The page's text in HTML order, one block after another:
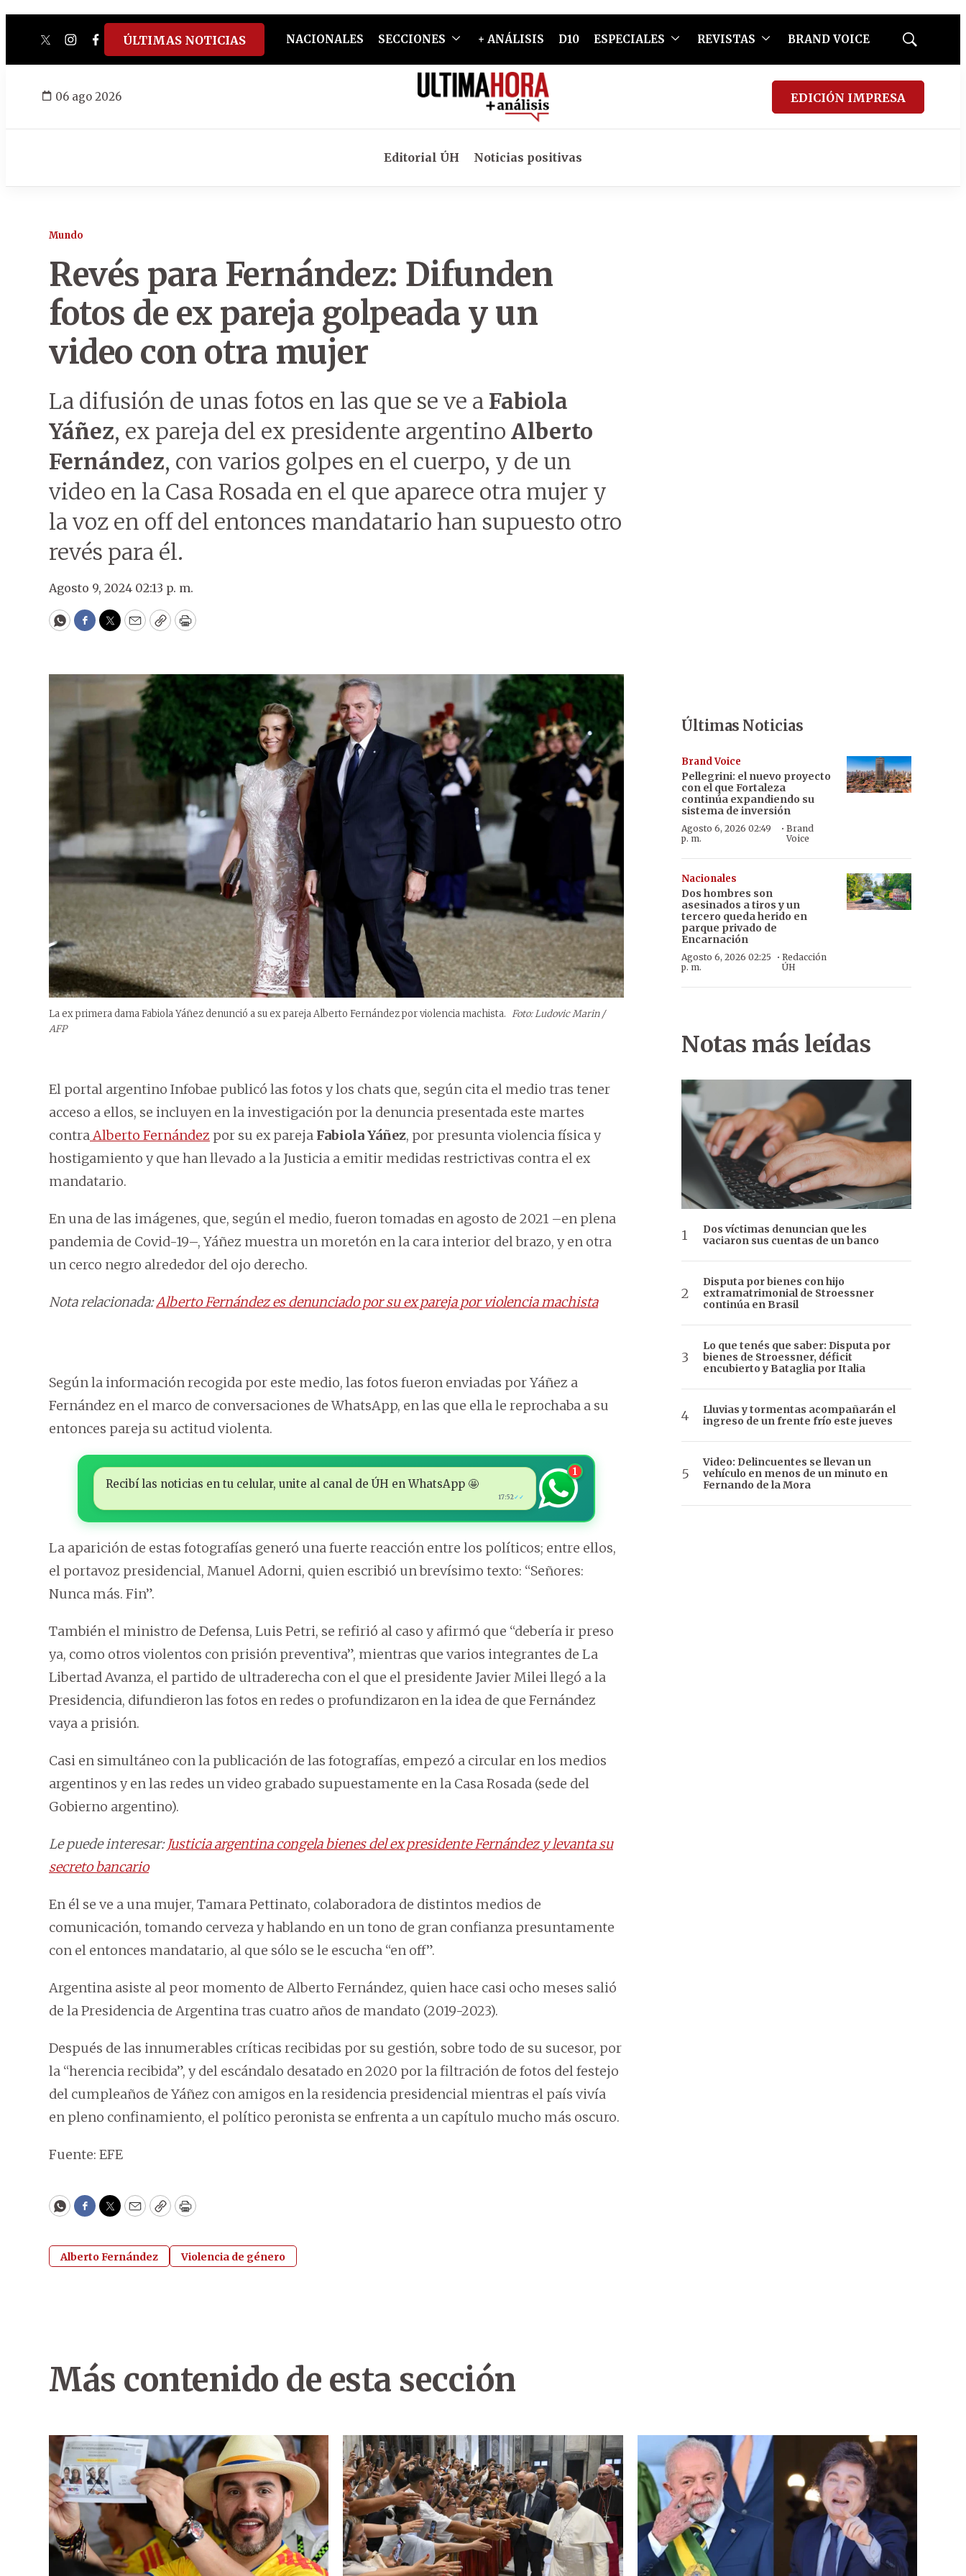
twitterinstagram
facebook
tiktokyoutube
spotify
ÚLTIMAS NOTICIAS NACIONALES SECCIONES + ANÁLISIS D10 ESPECIALES REVISTAS BRAND VOICE
Mostrar
06 ago 2026 EDICIÓN IMPRESA
Editorial ÚH Noticias positivas
Mundo
Revés para Fernández: Difunden
fotos de ex pareja golpeada y un
video con otra mujer
La difusión de unas fotos en las que se ve a Fabiola
Yáñez, ex pareja del ex presidente argentino Alberto
Fernández, con varios golpes en el cuerpo, y de un
video en la Casa Rosada en el que aparece otra mujer y
la voz en off del entonces mandatario han supuesto otro
revés para él.
Agosto 9, 2024 02:13 p. m.
WhatsApp
Facebook
Twitter
EmailCopyPrint
La ex primera dama Fabiola Yáñez denunció a su ex pareja Alberto Fernández por violencia machista. Foto: Ludovic Marin /
AFP
El portal argentino Infobae publicó las fotos y los chats que, según cita el medio tras tener
acceso a ellos, se incluyen en la investigación por la denuncia presentada este martes
contraAlberto Fernández por su ex pareja Fabiola Yáñez, por presunta violencia física y
hostigamiento y que han llevado a la Justicia a emitir medidas restrictivas contra el ex
mandatario.
En una de las imágenes, que, según el medio, fueron tomadas en agosto de 2021 –en plena
pandemia de Covid-19–, Yáñez muestra un moretón en la cara interior del brazo, y en otra
un cerco negro alrededor del ojo derecho.
Nota relacionada:Alberto Fernández es denunciado por su ex pareja por violencia machista
Según la información recogida por este medio, las fotos fueron enviadas por Yáñez a
Fernández en el marco de conversaciones de WhatsApp, en las que ella le reprochaba a su
entonces pareja su actitud violenta.
Recibí las noticias en tu celular, unite al canal de ÚH en WhatsApp 🤩
17:52✓✓
1
La aparición de estas fotografías generó una fuerte reacción entre los políticos; entre ellos,
el portavoz presidencial, Manuel Adorni, quien escribió un brevísimo texto: “Señores:
Nunca más. Fin”.
También el ministro de Defensa, Luis Petri, se refirió al caso y afirmó que “debería ir preso
ya, como otros violentos con prisión preventiva”, mientras que varios integrantes de La
Libertad Avanza, el partido de ultraderecha con el que el presidente Javier Milei llegó a la
Presidencia, difundieron las fotos en redes o profundizaron en la idea de que Fernández
vaya a prisión.
Casi en simultáneo con la publicación de las fotografías, empezó a circular en los medios
argentinos y en las redes un video grabado supuestamente en la Casa Rosada (sede del
Gobierno argentino).
Le puede interesar:Justicia argentina congela bienes del ex presidente Fernández y levanta su
secreto bancario
En él se ve a una mujer, Tamara Pettinato, colaboradora de distintos medios de
comunicación, tomando cerveza y hablando en un tono de gran confianza presuntamente
con el entonces mandatario, al que sólo se le escucha “en off”.
Argentina asiste al peor momento de Alberto Fernández, quien hace casi ocho meses salió
de la Presidencia de Argentina tras cuatro años de mandato (2019-2023).
Después de las innumerables críticas recibidas por su gestión, sobre todo de su sucesor, por
la “herencia recibida”, y del escándalo desatado en 2020 por la filtración de fotos del festejo
del cumpleaños de Yáñez con amigos en la residencia presidencial mientras el país vivía
en pleno confinamiento, el político peronista se enfrenta a un capítulo mucho más oscuro.
Fuente: EFE
WhatsApp
Facebook
Twitter
EmailCopyPrint
Alberto Fernández Violencia de género
Últimas Noticias
Brand Voice
Pellegrini: el nuevo proyecto
con el que Fortaleza
continúa expandiendo su
sistema de inversión
Agosto 6, 2026 02:49
p. m.
·Brand
Voice
Nacionales
Dos hombres son
asesinados a tiros y un
tercero queda herido en
parque privado de
Encarnación
Agosto 6, 2026 02:25
p. m.
· Redacción
ÚH
Notas más leídas
Dos víctimas denuncian que les
vaciaron sus cuentas de un banco
Disputa por bienes con hijo
extramatrimonial de Stroessner
continúa en Brasil
Lo que tenés que saber: Disputa por
bienes de Stroessner, déficit
encubierto y Bataglia por Italia
Lluvias y tormentas acompañarán el
ingreso de un frente frío este jueves
Video: Delincuentes se llevan un
vehículo en menos de un minuto en
Fernando de la Mora
Más contenido de esta sección